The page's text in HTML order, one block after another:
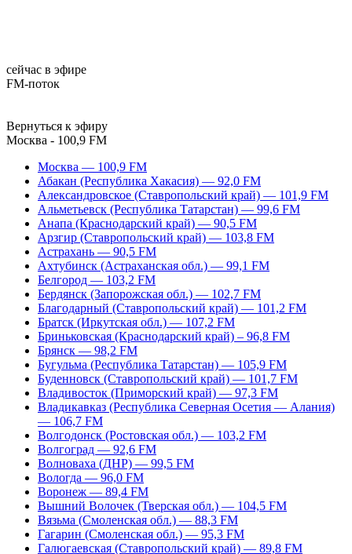
сейчас в эфире
FM-поток
Вернуться к эфиру
Москва - 100,9 FM
Москва — 100,9 FM
Абакан (Республика Хакасия) — 92,0 FM
Александровское (Ставропольский край) — 101,9 FM
Альметьевск (Республика Татарстан) — 99,6 FM
Анапа (Краснодарский край) — 90,5 FM
Арзгир (Ставропольский край) — 103,8 FM
Астрахань — 90,5 FM
Ахтубинск (Астраханская обл.) — 99,1 FM
Белгород — 103,2 FM
Бердянск (Запорожская обл.) — 102,7 FM
Благодарный (Ставропольский край) — 101,2 FM
Братск (Иркутская обл.) — 107,2 FM
Бриньковская (Краснодарский край) – 96,8 FM
Брянск — 98,2 FM
Бугульма (Республика Татарстан) — 105,9 FM
Буденновск (Ставропольский край) — 101,7 FM
Владивосток (Приморский край) — 97,3 FM
Владикавказ (Республика Северная Осетия — Алания)
— 106,7 FM
Волгодонск (Ростовская обл.) — 103,2 FM
Волгоград — 92,6 FM
Волноваха (ДНР) — 99,5 FM
Вологда — 96,0 FM
Воронеж — 89,4 FM
Вышний Волочек (Тверская обл.) — 104,5 FM
Вязьма (Смоленская обл.) — 88,3 FM
Гагарин (Смоленская обл.) — 95,3 FM
Галюгаевская (Ставропольский край) — 89,8 FM